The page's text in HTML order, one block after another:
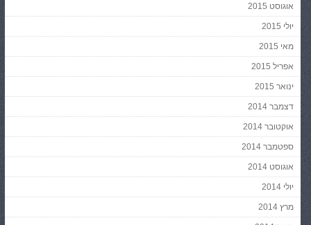
אוגוסט 2015
יולי 2015
מאי 2015
אפריל 2015
ינואר 2015
דצמבר 2014
אוקטובר 2014
ספטמבר 2014
אוגוסט 2014
יולי 2014
מרץ 2014